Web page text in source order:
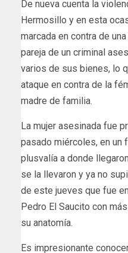
De nueva cuenta la
Hermosillo y en esta
marcada en contra de
pareja de un criminal
varios de sus bienes, lo
ataque en contra de la
madre de familia.
La mujer asesinada fue
pasado miércoles, en un
plusvalía a donde
se la llevaron y ya no
de este jueves que fue
Pedro El Saucito con
su anatomía.
Es impresionante